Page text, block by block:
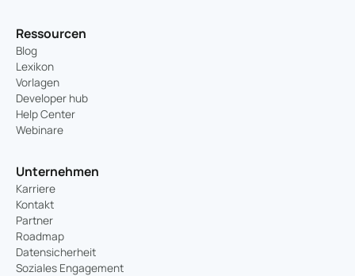
Ressourcen
Blog
Lexikon
Vorlagen
Developer hub
Help Center
Webinare
Unternehmen
Karriere
Kontakt
Partner
Roadmap
Datensicherheit
Soziales Engagement